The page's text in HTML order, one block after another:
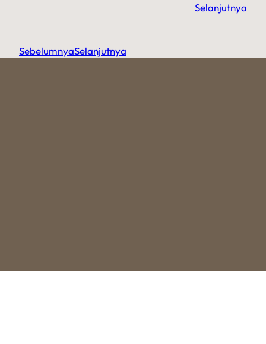
Selanjutnya
SebelumnyaSelanjutnya